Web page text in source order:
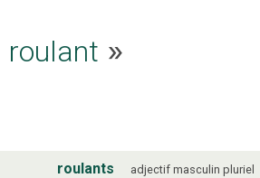
roulant »
roulants adjectif masculin pluriel